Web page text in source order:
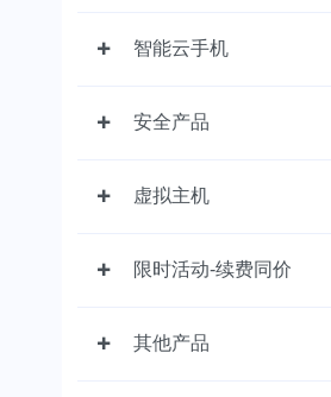
智能云手机
安全产品
虚拟主机
限时活动-续费同价
其他产品